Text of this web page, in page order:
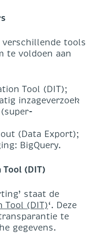
tools
te voldoen aan
Tool (DIT);
inzageverzoek
(Data Export);
BigQuery.
(DIT)
staat de
Tool (DIT)‘. Deze
te
gegevens.